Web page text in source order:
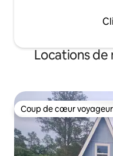
Locations de
Coup de cœur
Coup de cœur